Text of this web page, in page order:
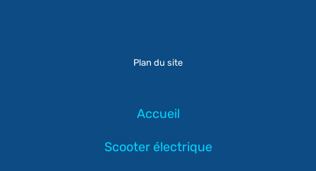
Plan du site
Accueil
Scooter électrique